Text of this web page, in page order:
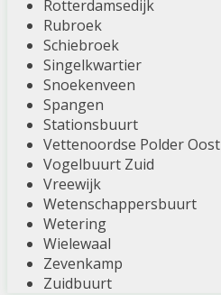
Rotterdamsedijk
Rubroek
Schiebroek
Singelkwartier
Snoekenveen
Spangen
Stationsbuurt
Vettenoordse Polder Oost
Vogelbuurt Zuid
Vreewijk
Wetenschappersbuurt
Wetering
Wielewaal
Zevenkamp
Zuidbuurt